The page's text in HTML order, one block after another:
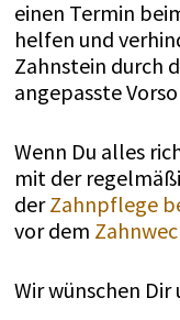
einen Termin
helfen und
Zahnstein durch
angepasste
Wenn Du alles
mit der
derZahnpflege
vor dem
Wir wünschen